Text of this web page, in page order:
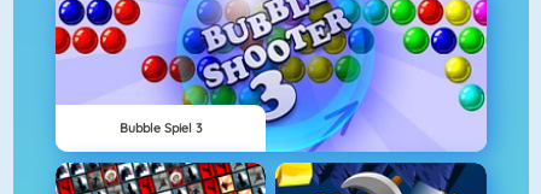
Bubble Spiel 3